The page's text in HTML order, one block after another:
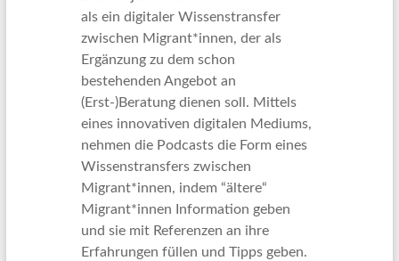
als ein digitaler Wissenstransfer
zwischen Migrant*innen, der als
Ergänzung zu dem schon
bestehenden Angebot an
(Erst-)Beratung dienen soll. Mittels
eines innovativen digitalen Mediums,
nehmen die Podcasts die Form eines
Wissenstransfers zwischen
Migrant*innen, indem “ältere“
Migrant*innen Information geben
und sie mit Referenzen an ihre
Erfahrungen füllen und Tipps geben.